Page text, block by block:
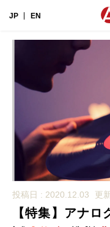
JP EN
投稿日 : 2020.12.03 更
【特集】アナ